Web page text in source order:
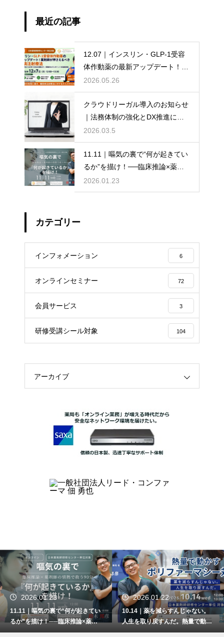
最近の記事
12.07｜インスリン・GLP-1受容
体作動薬の最新アップデート！薬
剤師が押さえるべき糖尿病注射療
法
2026.05.26
クラウドリーガル導入のお知らせ
｜法務体制の強化とDX推進に向
けて
2026.03.5
11.11｜嘔気の裏で“何が起きてい
るか”を描け！──臨床推論×薬剤
師の情熱で救う90分
2026.01.23
カテゴリー
インフォメーション 6
オンラインセミナー 72
会員サービス 3
研修受講シール対象 104
アーカイブ
い
2026.01.22
10.14｜薬を減らすんじゃない。
人生を取り戻すんだ。熱量で動か
すポリファーマシー対策
2026.01.22
09.12｜授乳と薬”基本のキ！
「授乳中って、薬は飲めない
の？」その不安に寄り添うた